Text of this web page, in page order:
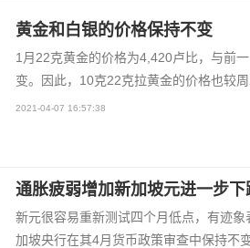
黄金和白银的价格保持不变
1月22克黄金的价格为4,420卢比，与前
变。因此，10克22克拉黄金的价格也较
2021-04-07 16:57:38
通胀疲弱增加新加坡元进一步下
新元很容易重新测试四个月低点，有迹
加坡央行在其4月货币政策审查中保持不